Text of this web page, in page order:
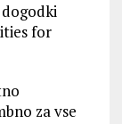
for
za vse